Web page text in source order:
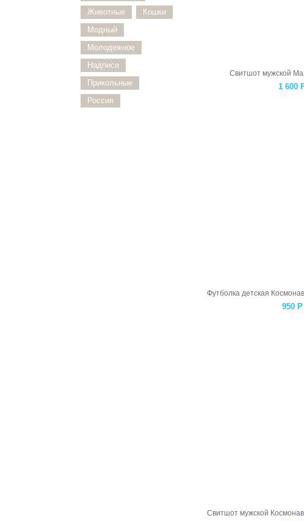
Животные
Кошки
Модный
Молодежное
Надписи
Прикольные
Россия
Свитшот мужской
1 600
950 Р